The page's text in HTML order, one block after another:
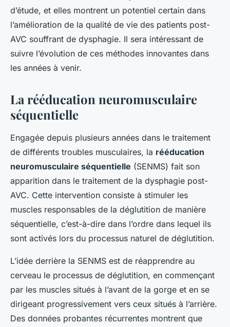
d’étude, et elles montrent un potentiel certain dans
l’amélioration de la qualité de vie des patients post-
AVC souffrant de dysphagie. Il sera intéressant de
suivre l’évolution de ces méthodes innovantes dans
les années à venir.
La rééducation neuromusculaire
séquentielle
Engagée depuis plusieurs années dans le traitement
de différents troubles musculaires, la rééducation
neuromusculaire séquentielle (SENMS) fait son
apparition dans le traitement de la dysphagie post-
AVC. Cette intervention consiste à stimuler les
muscles responsables de la déglutition de manière
séquentielle, c’est-à-dire dans l’ordre dans lequel ils
sont activés lors du processus naturel de déglutition.
L’idée derrière la SENMS est de réapprendre au
cerveau le processus de déglutition, en commençant
par les muscles situés à l’avant de la gorge et en se
dirigeant progressivement vers ceux situés à l’arrière.
Des données probantes récurrentes montrent que